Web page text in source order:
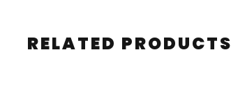
RELATED PRODUCTS